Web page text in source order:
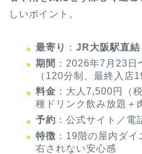
しいポイント。
最寄り ： JR大阪駅直結
期間 ：2026年7月23
（120分制、最終入店
料金 ：大人7,500円（
種ドリンク飲み放題＋
予約 ：公式サイト／電
特徴 ：19階の屋内ダ
右されない安心感